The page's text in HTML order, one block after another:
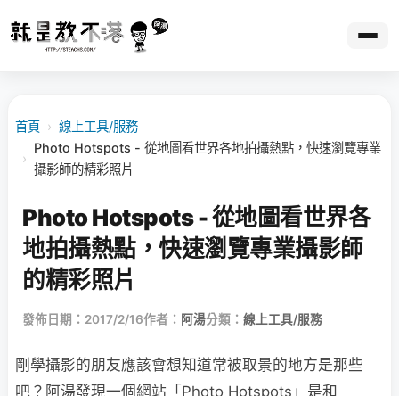
首頁 › 線上工具/服務
›
Photo Hotspots - 從地圖看世界各地拍攝熱點，快速瀏覽專業
攝影師的精彩照片
Photo Hotspots - 從地圖看世界各
地拍攝熱點，快速瀏覽專業攝影師
的精彩照片
發佈日期：2017/2/16作者： 阿湯分類： 線上工具/服務
剛學攝影的朋友應該會想知道常被取景的地方是那些
吧？阿湯發現一個網站「Photo Hotspots」是和